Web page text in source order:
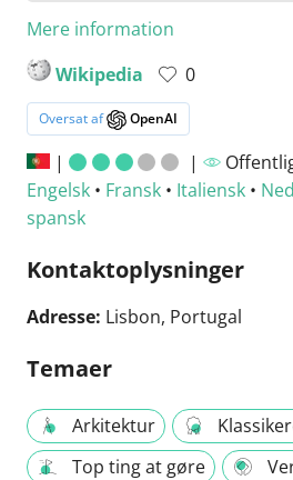
Mere information
Wikipedia
0
Oversat af OpenAI
| |
Engelsk • Fransk • Italiensk •
spansk
Kontaktoplysninger
Adresse: Lisbon, Portugal
Temaer
Arkitektur
Top ting at gøre